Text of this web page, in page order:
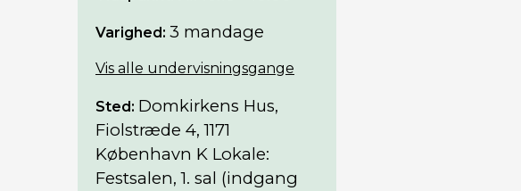
Varighed: 3 mandage
Vis alle undervisningsgange
Sted: Domkirkens Hus,
Fiolstræde 4, 1171
København K Lokale:
Festsalen, 1. sal (indgang